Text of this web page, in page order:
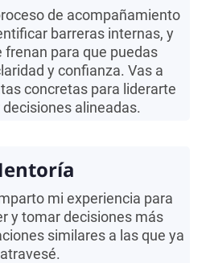
de acompañamiento
barreras internas, y
frenan para que puedas
y confianza. Vas a
concretas para liderarte
alineadas.
mi experiencia para
y tomar decisiones más
similares a las que ya
atravesé.